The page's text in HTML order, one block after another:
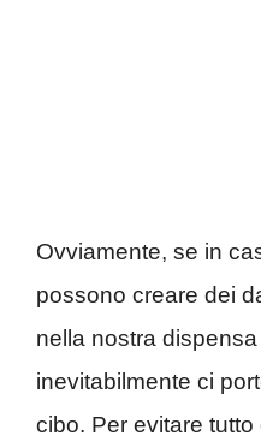
Ovviamente, se in
possono creare dei
nella nostra
inevitabilmente ci
cibo. Per evitare